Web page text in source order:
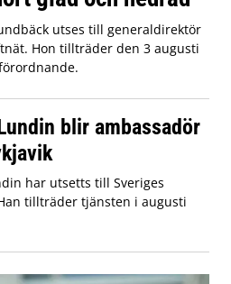
utses till generaldirektör
Hon tillträder den 3 augusti
blir ambassadör
har utsetts till Sveriges
tillträder tjänsten i augusti